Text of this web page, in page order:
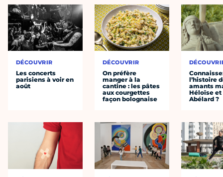
DÉCOUVRIR
Les concerts
parisiens à voir en
août
DÉCOUVRIR
On préfère
manger à la
cantine : les pâtes
aux courgettes
façon bolognaise
l’histoire
amants
Héloïse et
Abélard ?